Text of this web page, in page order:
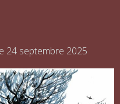
24 septembre 2025